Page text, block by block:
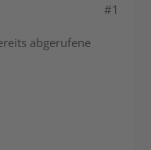
#1
abgerufene